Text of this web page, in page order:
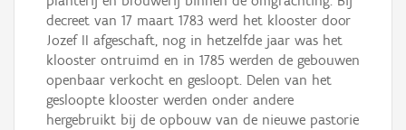
decreet van 17 maart 1783 werd het klooster door
Jozef II afgeschaft, nog in hetzelfde jaar was het
klooster ontruimd en in 1785 werden de gebouwen
openbaar verkocht en gesloopt. Delen van het
gesloopte klooster werden onder andere
hergebruikt bij de opbouw van de nieuwe pastorie